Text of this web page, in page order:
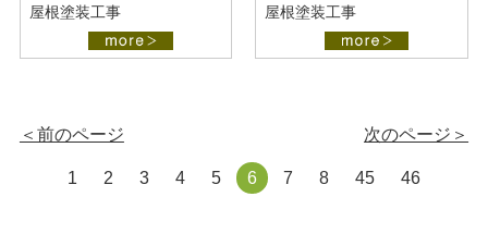
屋根塗装工事 屋根塗装工事
＜前のページ
1 2 3 4 5 6 7 8 45 46
次のページ＞